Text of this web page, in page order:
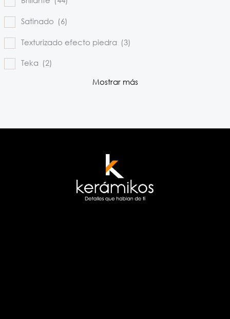
Satinado (6)
Texturizado efecto piedra (3)
Teka (2)
Mostrar más